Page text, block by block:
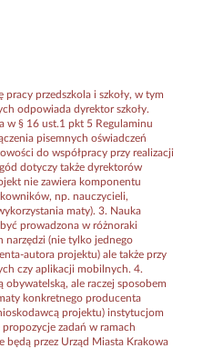
pracy przedszkola i szkoły, w tym
odpowiada dyrektor szkoły.
w § 16 ust.1 pkt 5 Regulaminu
pisemnych oświadczeń
do współpracy przy realizacji
dotyczy także dyrektorów
nie zawiera komponentu
np. nauczycieli,
maty). 3. Nauka
prowadzona w różnoraki
narzędzi (nie tylko jednego
autora projektu) ale także przy
czy aplikacji mobilnych. 4.
ale raczej sposobem
konkretnego producenta
projektu) instytucjom
zadań w ramach
będą przez Urząd Miasta Krakowa